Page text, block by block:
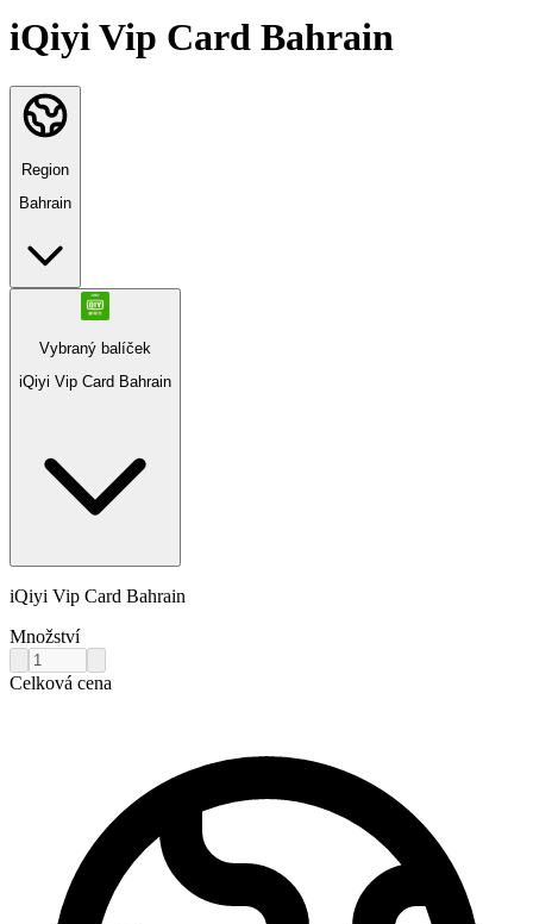
iQiyi Vip Card Bahrain
Region
Bahrain
Vybraný balíček
iQiyi Vip Card Bahrain
iQiyi Vip Card Bahrain
Množství
Celková cena